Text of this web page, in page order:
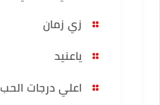
زي زمان
ياعنيد
اعلي درجات الحب